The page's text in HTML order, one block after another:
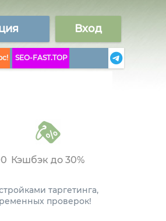
Вход
SEO-FAST.TOP
Кэшбэк до 30%
таргетинга,
проверок!